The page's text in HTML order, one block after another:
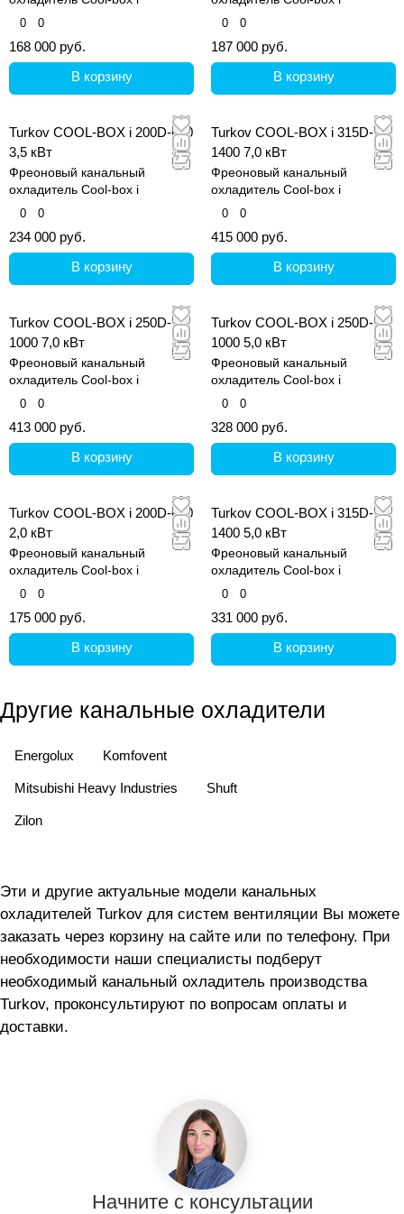
0 0
168 000 руб.
В корзину
0 0
187 000 руб.
В корзину
Turkov COOL-BOX i 200D-600
3,5 кВт
Фреоновый канальный
охладитель Cool-box i
0 0
234 000 руб.
В корзину
Turkov COOL-BOX i 315D-
1400 7,0 кВт
Фреоновый канальный
охладитель Cool-box i
0 0
415 000 руб.
В корзину
Turkov COOL-BOX i 250D-
1000 7,0 кВт
Фреоновый канальный
охладитель Cool-box i
0 0
413 000 руб.
В корзину
Turkov COOL-BOX i 250D-
1000 5,0 кВт
Фреоновый канальный
охладитель Cool-box i
0 0
328 000 руб.
В корзину
Turkov COOL-BOX i 200D-600
2,0 кВт
Фреоновый канальный
охладитель Cool-box i
0 0
175 000 руб.
В корзину
Turkov COOL-BOX i 315D-
1400 5,0 кВт
Фреоновый канальный
охладитель Cool-box i
0 0
331 000 руб.
В корзину
Другие канальные охладители
Energolux Komfovent
Mitsubishi Heavy Industries Shuft
Zilon
Эти и другие актуальные модели канальных
охладителей Turkov для систем вентиляции Вы можете
заказать через корзину на сайте или по телефону. При
необходимости наши специалисты подберут
необходимый канальный охладитель производства
Turkov, проконсультируют по вопросам оплаты и
доставки.
Начните с консультации